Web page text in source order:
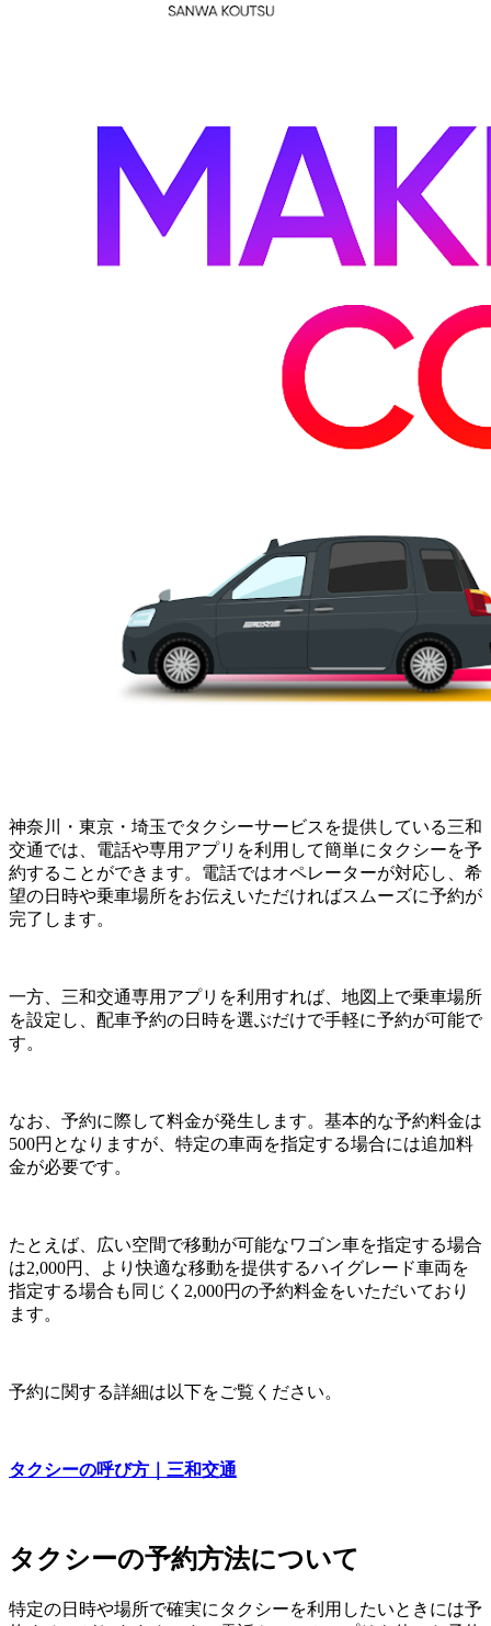
神奈川・東京・埼玉でタクシーサービスを提供している三和
交通では、電話や専用アプリを利用して簡単にタクシーを予
約することができます。電話ではオペレーターが対応し、希
望の日時や乗車場所をお伝えいただければスムーズに予約が
完了します。
一方、三和交通専用アプリを利用すれば、地図上で乗車場所
を設定し、配車予約の日時を選ぶだけで手軽に予約が可能で
す。
なお、予約に際して料金が発生します。基本的な予約料金は
500円となりますが、特定の車両を指定する場合には追加料
金が必要です。
たとえば、広い空間で移動が可能なワゴン車を指定する場合
は2,000円、より快適な移動を提供するハイグレード車両を
指定する場合も同じく2,000円の予約料金をいただいており
ます。
予約に関する詳細は以下をご覧ください。
タクシーの呼び方｜三和交通
タクシーの予約方法について
特定の日時や場所で確実にタクシーを利用したいときには予